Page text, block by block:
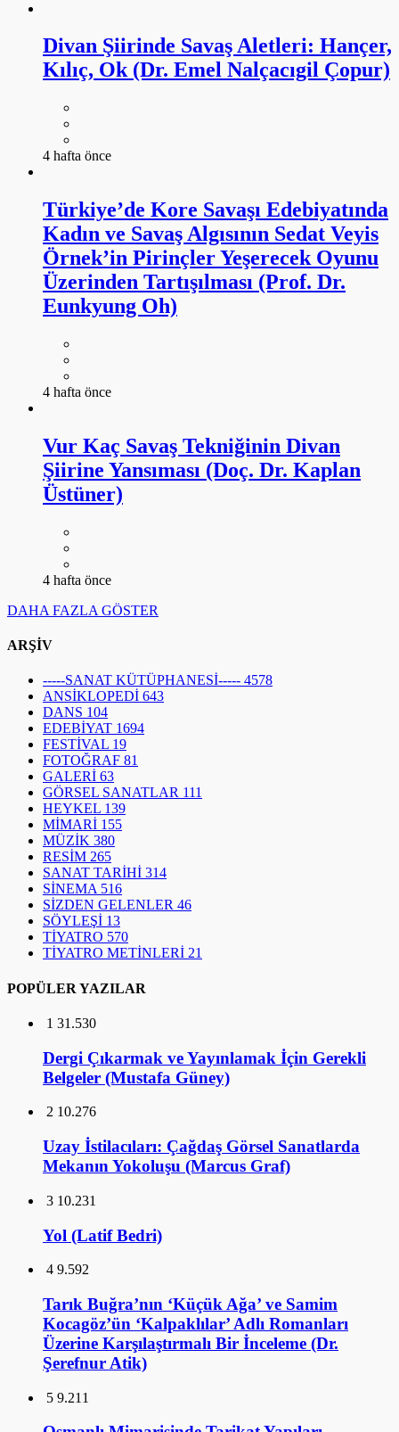
Divan Şiirinde Savaş Aletleri: Hançer,
Kılıç, Ok (Dr. Emel Nalçacıgil Çopur)
4 hafta önce
Türkiye’de Kore Savaşı Edebiyatında
Kadın ve Savaş Algısının Sedat Veyis
Örnek’in Pirinçler Yeşerecek Oyunu
Üzerinden Tartışılması (Prof. Dr.
Eunkyung Oh)
4 hafta önce
Vur Kaç Savaş Tekniğinin Divan
Şiirine Yansıması (Doç. Dr. Kaplan
Üstüner)
4 hafta önce
DAHA FAZLA GÖSTER
ARŞİV
-----SANAT KÜTÜPHANESİ----- 4578
ANSİKLOPEDİ 643
DANS 104
EDEBİYAT 1694
FESTİVAL 19
FOTOĞRAF 81
GALERİ 63
GÖRSEL SANATLAR 111
HEYKEL 139
MİMARİ 155
MÜZİK 380
RESİM 265
SANAT TARİHİ 314
SİNEMA 516
SİZDEN GELENLER 46
SÖYLEŞİ 13
TİYATRO 570
TİYATRO METİNLERİ 21
POPÜLER YAZILAR
1 31.530
Dergi Çıkarmak ve Yayınlamak İçin Gerekli
Belgeler (Mustafa Güney)
2 10.276
Uzay İstilacıları: Çağdaş Görsel Sanatlarda
Mekanın Yokoluşu (Marcus Graf)
3 10.231
Yol (Latif Bedri)
4 9.592
Tarık Buğra’nın ‘Küçük Ağa’ ve Samim
Kocagöz’ün ‘Kalpaklılar’ Adlı Romanları
Üzerine Karşılaştırmalı Bir İnceleme (Dr.
Şerefnur Atik)
5 9.211